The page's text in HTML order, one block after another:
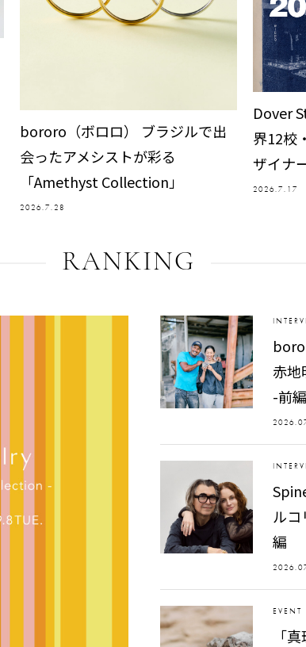
bororo（ボロロ） ブラジルで出
会ったアメシストが彩る
「Amethyst Collection」
2026.7.28
Dover
界12校
ザイナ
2026.7.17
RANKING
赤地
-前編
ル
編
EVENT
「